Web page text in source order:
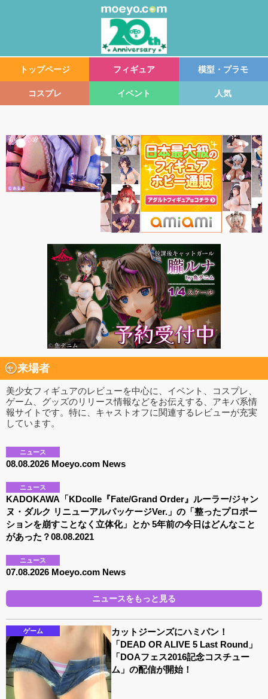
トップページ フィギュア 模型・プラモ
コスプレ イベント 人気
来場者
美少女フィギュアのレビューを中心に、イベント、コスプレ、
ゲーム、グッズのリリース情報などをお伝えする、アキバ系情
報サイトです。特に、キャストオフに関連するレビューが充実
しています。
ニュース
08.08.2026 Moeyo.com News
ニュース
KADOKAWA「KDcolle『Fate/Grand Order』ルーラー/ジャン
ヌ・ダルク リニューアルパッケージVer.」の「整ったプロポー
ションを崩すことなく立体化」とか 5年前の今日はどんなこと
があった？08.08.2021
ニュース
07.08.2026 Moeyo.com News
ニュースをもっと見る
ゲーム
カットジーンズにハミパン！
「DEAD OR ALIVE 5 Last Round」
「DOAフェス2016記念コスチュー
ム」の配信が開始！